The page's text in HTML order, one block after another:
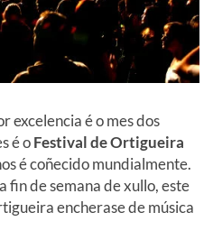
excelencia é o mes dos
é oFestival de Ortigueira
é coñecido mundialmente.
fin de semana de xullo, este
encherase de música